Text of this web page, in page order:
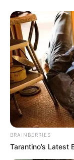
BRAINBERRIES
Tarantino’s Latest